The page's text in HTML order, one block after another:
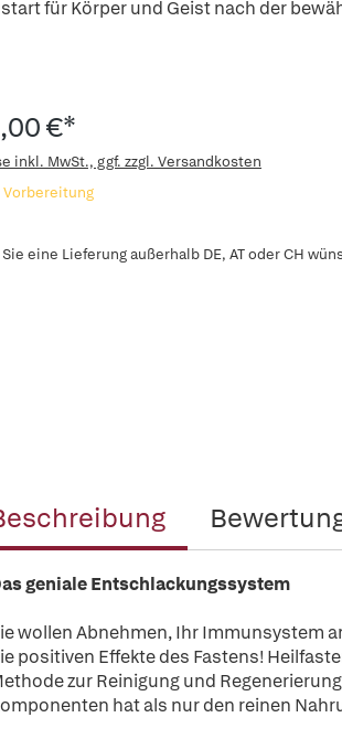
für Körper und Geist nach der
€*
inkl. MwSt., ggf. zzgl. Versandkosten
Vorbereitung
Sie eine Lieferung außerhalb DE, AT oder CH
geniale Entschlackungssystem
wollen Abnehmen, Ihr Immunsystem
positiven Effekte des Fastens!
zur Reinigung und
hat als nur den reinen